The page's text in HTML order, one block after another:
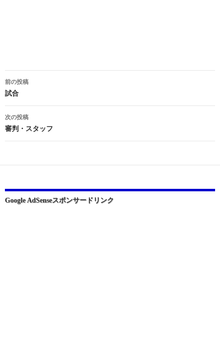
投
稿
ナ
ビ
ー
ョ
前の投稿
試合
次の投稿
審判・スタッフ
Google AdSenseスポンサードリンク